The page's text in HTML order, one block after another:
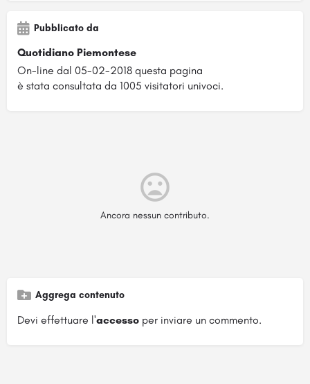
Pubblicato da
Quotidiano Piemontese
On-line dal 05-02-2018 questa pagina
è stata consultata da 1005 visitatori univoci.
Ancora nessun contributo.
Aggrega contenuto
Devi effettuare l'accesso per inviare un commento.